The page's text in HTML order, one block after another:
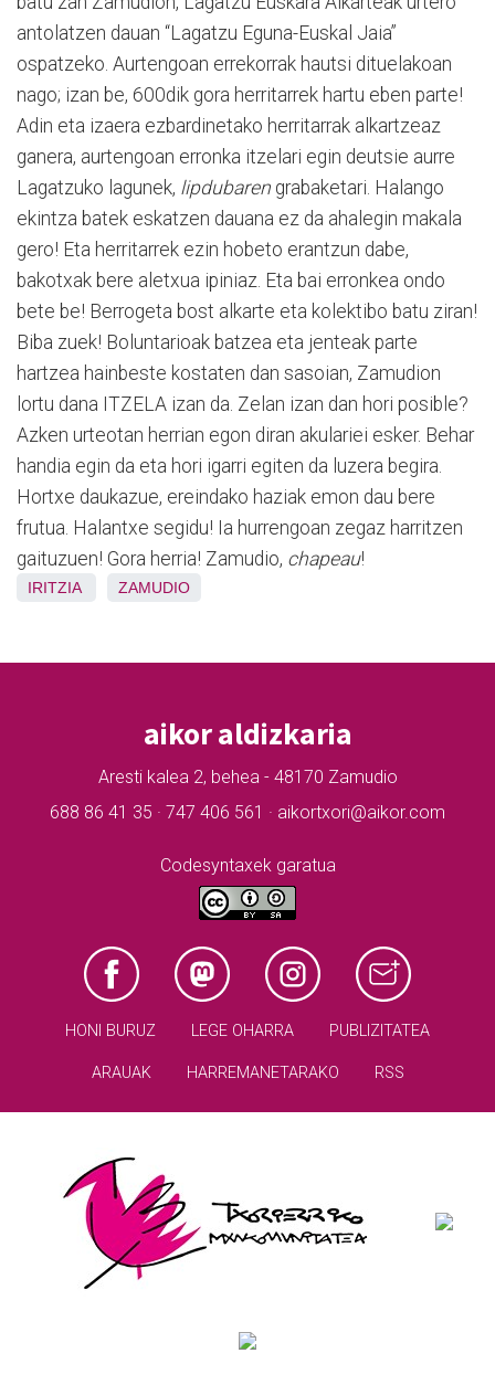
antolatzen dauan “Lagatzu Eguna-Euskal Jaia”
ospatzeko. Aurtengoan errekorrak hautsi dituelakoan
nago; izan be, 600dik gora herritarrek hartu eben parte!
Adin eta izaera ezbardinetako herritarrak alkartzeaz
ganera, aurtengoan erronka itzelari egin deutsie aurre
Lagatzuko lagunek, lipdubaren grabaketari. Halango
ekintza batek eskatzen dauana ez da ahalegin makala
gero! Eta herritarrek ezin hobeto erantzun dabe,
bakotxak bere aletxua ipiniaz. Eta bai erronkea ondo
bete be! Berrogeta bost alkarte eta kolektibo batu ziran!
Biba zuek! Boluntarioak batzea eta jenteak parte
hartzea hainbeste kostaten dan sasoian, Zamudion
lortu dana ITZELA izan da. Zelan izan dan hori posible?
Azken urteotan herrian egon diran akulariei esker. Behar
handia egin da eta hori igarri egiten da luzera begira.
Hortxe daukazue, ereindako haziak emon dau bere
frutua. Halantxe segidu! Ia hurrengoan zegaz harritzen
gaituzuen! Gora herria! Zamudio, chapeau!
IRITZIA ZAMUDIO
aikor aldizkaria
Aresti kalea 2, behea - 48170 Zamudio
688 86 41 35 · 747 406 561 · aikortxori@aikor.com
Codesyntaxek garatua
HONI BURUZ LEGE OHARRA PUBLIZITATEA
ARAUAK HARREMANETARAKO RSS